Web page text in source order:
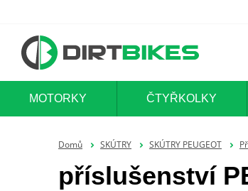
MOTORKY ČTYŘKOLKY
Domů SKÚTRY SKÚTRY PEUGEOT
příslušenství